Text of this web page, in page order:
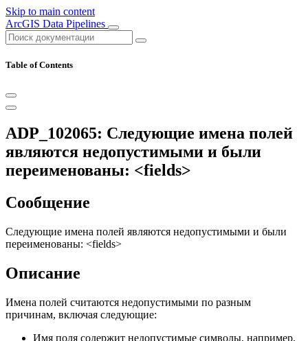
Skip to main content
ArcGIS Data Pipelines
Table of Contents
ADP_102065: Следующие имена полей
являются недопустимыми и были
переименованы: <fields>
Сообщение
Следующие имена полей являются недопустимыми и были
переименованы: <fields>
Описание
Имена полей считаются недопустимыми по разным
причинам, включая следующие:
Имя поля содержит недопустимые символы, например,